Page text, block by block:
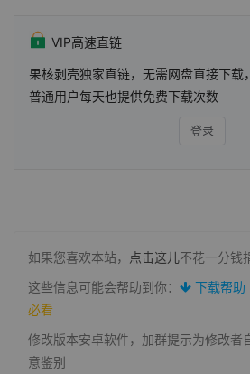
VIP高速直链
果核剥壳独家直链，无需网盘直接下载
普通用户每天也提供免费下载次数
登录
如果您喜欢本站， 点击这儿不花一分钱
这些信息可能会帮助到你：
下载帮助
必看
修改版本安卓软件，加群提示为修改者
意鉴别